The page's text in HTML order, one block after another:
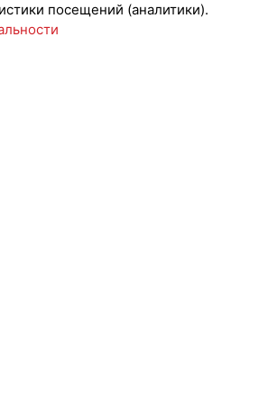
посещений (аналитики).